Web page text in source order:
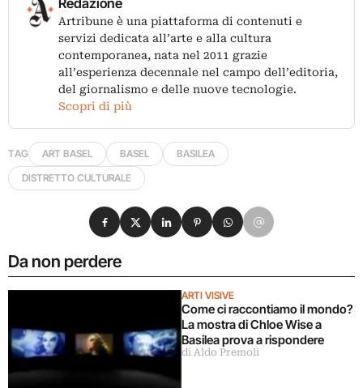
Redazione
Artribune è una piattaforma di contenuti e
servizi dedicata all’arte e alla cultura
contemporanea, nata nel 2011 grazie
all’esperienza decennale nel campo dell’editoria,
del giornalismo e delle nuove tecnologie.
Scopri di più
TAG ART BASEL BASEL
BASILEA
DISTRETTO CULTURALE
Da non perdere
ARTI VISIVE
Come ci raccontiamo il mondo?
La mostra di Chloe Wise a
Basilea prova a rispondere
di Aldo Premoli
Condividi su Facebook
Condividi su X
Condividi su LinkedIn
Condividi su Pinterest
Condividi su WhatsApp
Condividi su Email